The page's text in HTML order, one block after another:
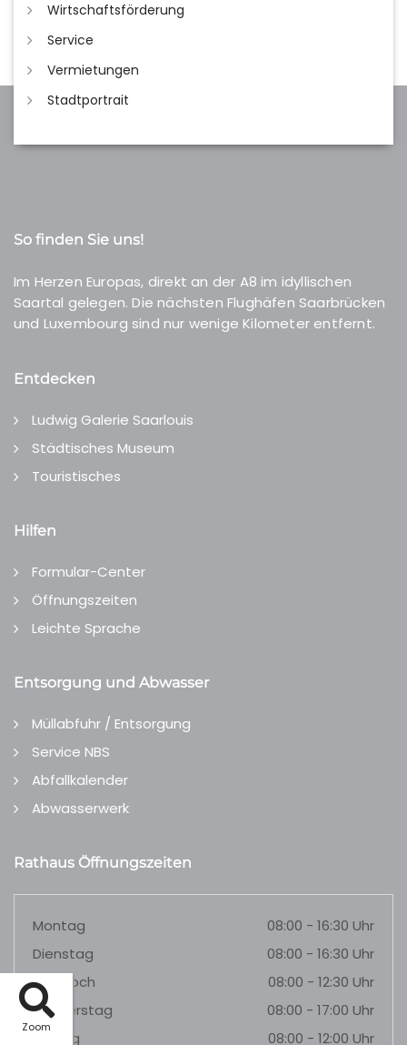
Zoom
Wirtschaftsförderung
Service
Vermietungen
Stadtportrait
So finden Sie uns!
Im Herzen Europas, direkt an der A8 im idyllischen
Saartal gelegen. Die nächsten Flughäfen Saarbrücken
und Luxembourg sind nur wenige Kilometer entfernt.
Entdecken
Ludwig Galerie Saarlouis
Städtisches Museum
Touristisches
Hilfen
Formular-Center
Öffnungszeiten
Leichte Sprache
Entsorgung und Abwasser
Müllabfuhr / Entsorgung
Service NBS
Abfallkalender
Abwasserwerk
Rathaus Öffnungszeiten
Montag
08:00 - 16:30 Uhr
Dienstag
08:00 - 16:30 Uhr
Mittwoch
08:00 - 12:30 Uhr
Donnerstag
08:00 - 17:00 Uhr
Freitag
08:00 - 12:00 Uhr